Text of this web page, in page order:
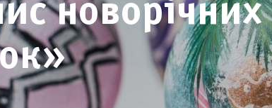
новорічних